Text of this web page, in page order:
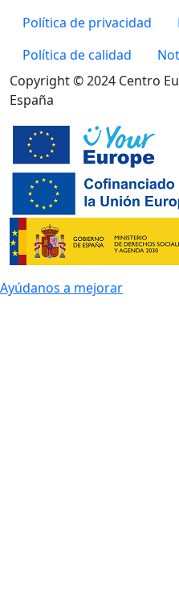
Política de privacidad
Política de calidad
Copyright © 2024 Centro
España
Ayúdanos a mejorar